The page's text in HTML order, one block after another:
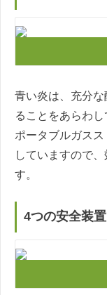
青い炎は、充分
ることをあらわし
ポータブルガス
していますので
す。
4つの安全装